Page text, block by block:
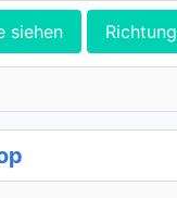
siehen Richtung